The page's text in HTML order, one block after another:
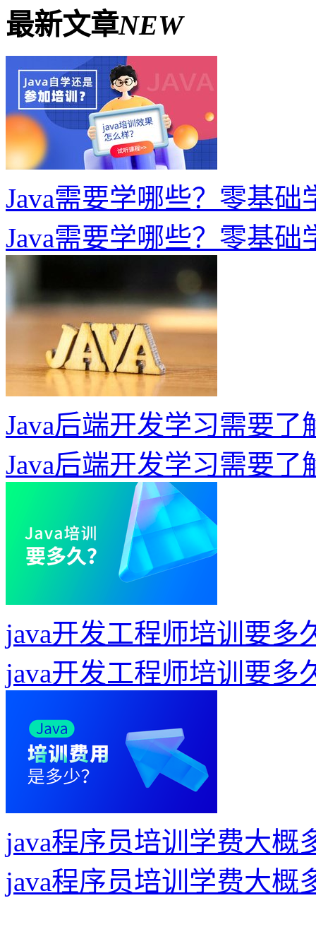
最新文章NEW
Java需要学哪些？零基础
Java需要学哪些？零基础
Java后端开发学习需要了
Java后端开发学习需要了
java开发工程师培训要多
java开发工程师培训要多
java程序员培训学费大概
java程序员培训学费大概